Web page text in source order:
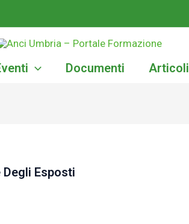
Documenti Articoli
Esposti